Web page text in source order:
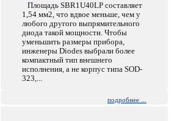
Площадь SBR1U40LP составляет
1,54 мм2, что вдвое меньше, чем у
любого другого выпрямительного
диода такой мощности. Чтобы
уменьшить размеры прибора,
инженеры Diodes выбрали более
компактный тип внешнего
исполнения, а не корпус типа SOD-
323,...
подробнее ...